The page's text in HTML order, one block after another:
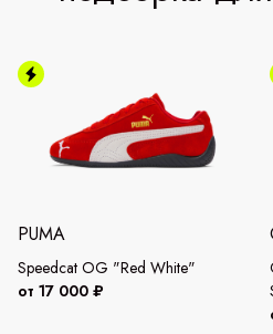
PUMA
Speedcat OG "Red White"
от 17 000 ₽